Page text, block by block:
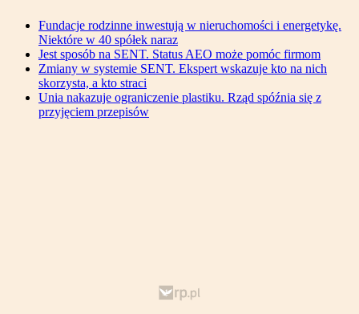
Fundacje rodzinne inwestują w nieruchomości i energetykę.
Niektóre w 40 spółek naraz
Jest sposób na SENT. Status AEO może pomóc firmom
Zmiany w systemie SENT. Ekspert wskazuje kto na nich
skorzysta, a kto straci
Unia nakazuje ograniczenie plastiku. Rząd spóźnia się z
przyjęciem przepisów